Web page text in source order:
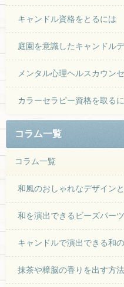
キャンドル資格をとるには
庭園を意識したキャンドル
メンタル心理ヘルスカウン
カラーセラピー資格を取る
コラム一覧
コラム一覧
和風のおしゃれなデザイン
和を演出できるビーズパーツ
キャンドルで演出できる和
抹茶や樟脳の香りを出す方法